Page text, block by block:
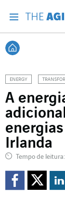
Voltar
ENERGY
A
Irlanda
Tempo de